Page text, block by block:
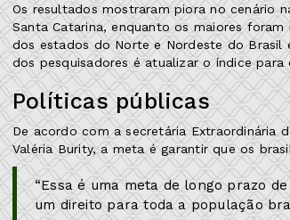
Os resultados mostraram piora no cenário
Santa Catarina, enquanto os maiores
dos estados do Norte e Nordeste do Brasil
dos pesquisadores é atualizar o índice
Políticas públicas
De acordo com a secretária Extraordinária
Valéria Burity, a meta é garantir que os
“Essa é uma meta de longo prazo
um direito para toda a população